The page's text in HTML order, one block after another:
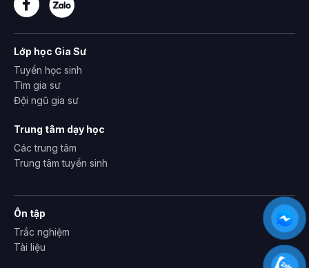
Lớp học Gia Sư
Tuyển học sinh
Tìm gia sư
Đội ngũ gia sư
Trung tâm dạy học
Các trung tâm
Trung tâm tuyển sinh
Ôn tập
Trắc nghiệm
Tài liệu